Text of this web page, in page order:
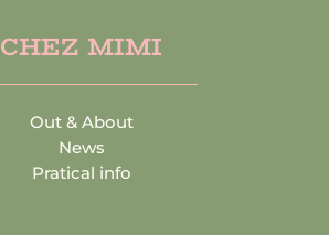
CHEZ MIMI
Out & About
News
Pratical info